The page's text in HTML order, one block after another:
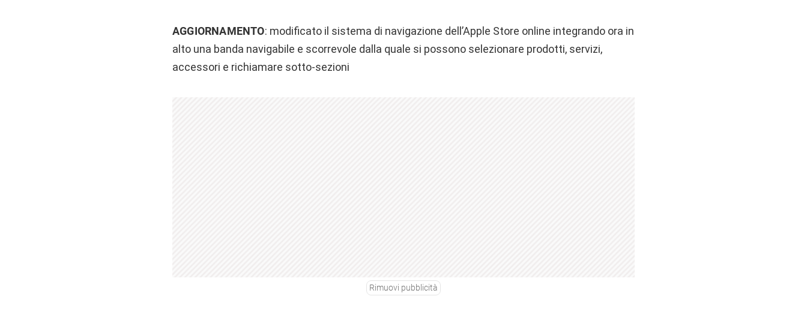
AGGIORNAMENTO: modificato il sistema di navigazione dell’Apple Store online integrando ora in
alto una banda navigabile e scorrevole dalla quale si possono selezionare prodotti, servizi,
accessori e richiamare sotto-sezioni
Rimuovi pubblicità